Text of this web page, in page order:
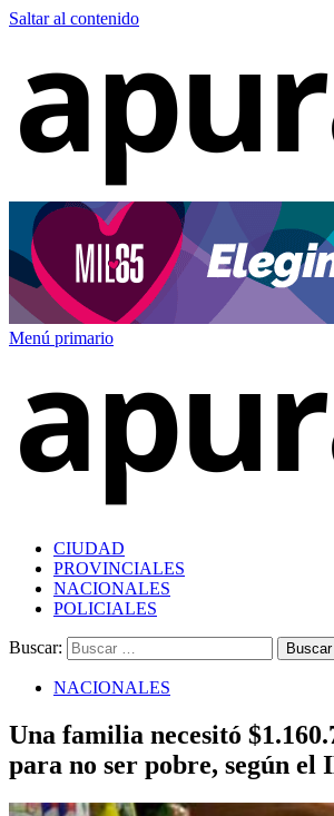
Saltar al contenido
Menú primario
CIUDAD
PROVINCIALES
NACIONALES
POLICIALES
Buscar:
NACIONALES
Una familia necesitó
para no ser pobre, según el